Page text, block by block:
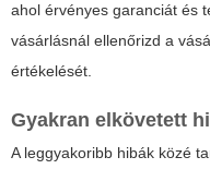
ahol érvényes garanciát és
vásárlásnál ellenőrizd a
értékelését.
Gyakran elkövetett
A leggyakoribb hibák közé